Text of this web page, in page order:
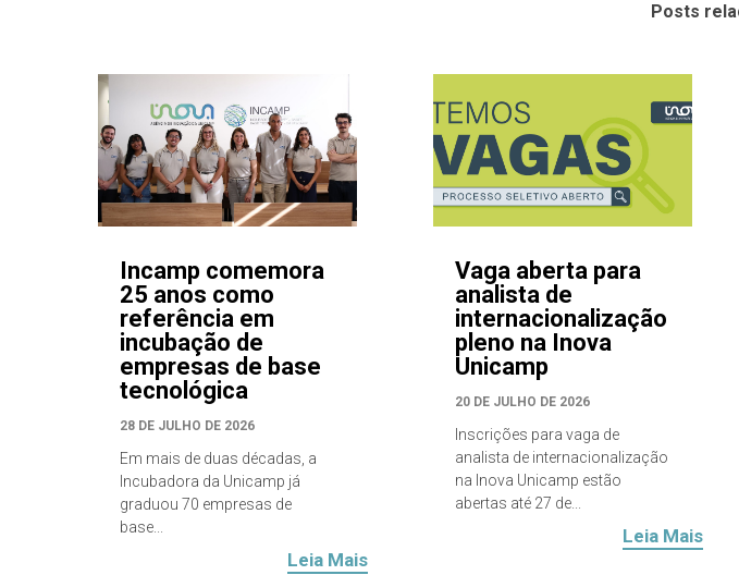
Posts
Incamp comemora
25 anos como
referência em
incubação de
empresas de base
tecnológica
28 DE JULHO DE 2026
Em mais de duas décadas, a
Incubadora da Unicamp já
graduou 70 empresas de
base...
Leia Mais
Vaga aberta para
analista de
internacionalização
pleno na Inova
Unicamp
20 DE JULHO DE 2026
Inscrições para vaga de
analista de internacionalização
na Inova Unicamp estão
abertas até 27 de...
Leia Mais